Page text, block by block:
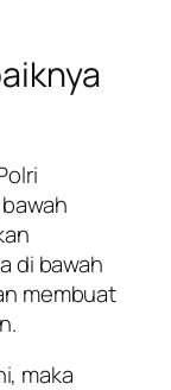
di bawah
membuat
maka